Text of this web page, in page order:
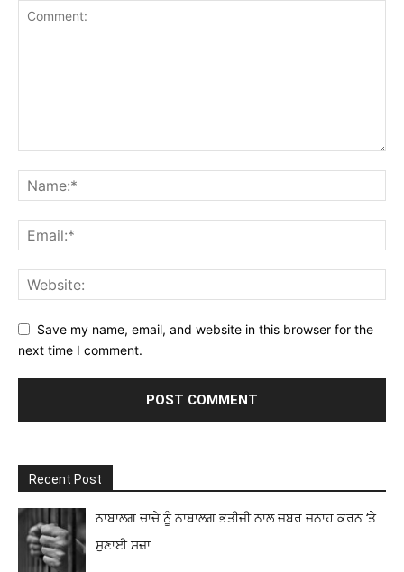
Save my name, email, and website in this browser for the
next time I comment.
Recent Post
ਨਾਬਾਲਗ ਚਾਚੇ ਨੂੰ ਨਾਬਾਲਗ ਭਤੀਜੀ ਨਾਲ ਜਬਰ ਜਨਾਹ ਕਰਨ ‘ਤੇ
ਸੁਣਾਈ ਸਜ਼ਾ